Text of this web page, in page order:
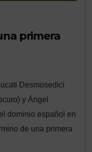
primera
Desmosedici
y Ángel
dominio español en
de una primera